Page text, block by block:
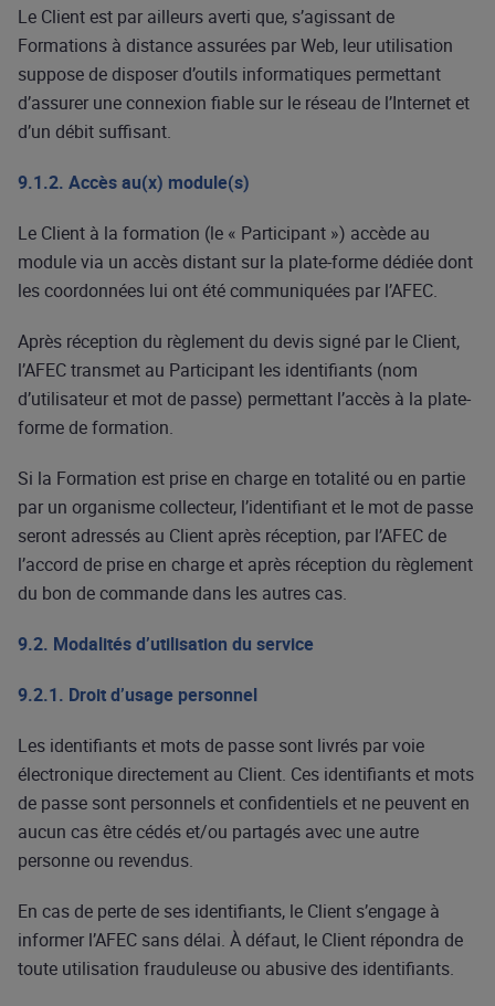
Le Client est par ailleurs averti que, s’agissant de
Formations à distance assurées par Web, leur utilisation
suppose de disposer d’outils informatiques permettant
d’assurer une connexion fiable sur le réseau de l’Internet et
d’un débit suffisant.
9.1.2. Accès au(x) module(s)
Le Client à la formation (le « Participant ») accède au
module via un accès distant sur la plate-forme dédiée dont
les coordonnées lui ont été communiquées par l’AFEC.
Après réception du règlement du devis signé par le Client,
l’AFEC transmet au Participant les identifiants (nom
d’utilisateur et mot de passe) permettant l’accès à la plate-
forme de formation.
Si la Formation est prise en charge en totalité ou en partie
par un organisme collecteur, l’identifiant et le mot de passe
seront adressés au Client après réception, par l’AFEC de
l’accord de prise en charge et après réception du règlement
du bon de commande dans les autres cas.
9.2. Modalités d’utilisation du service
9.2.1. Droit d’usage personnel
Les identifiants et mots de passe sont livrés par voie
électronique directement au Client. Ces identifiants et mots
de passe sont personnels et confidentiels et ne peuvent en
aucun cas être cédés et/ou partagés avec une autre
personne ou revendus.
En cas de perte de ses identifiants, le Client s’engage à
informer l’AFEC sans délai. À défaut, le Client répondra de
toute utilisation frauduleuse ou abusive des identifiants.